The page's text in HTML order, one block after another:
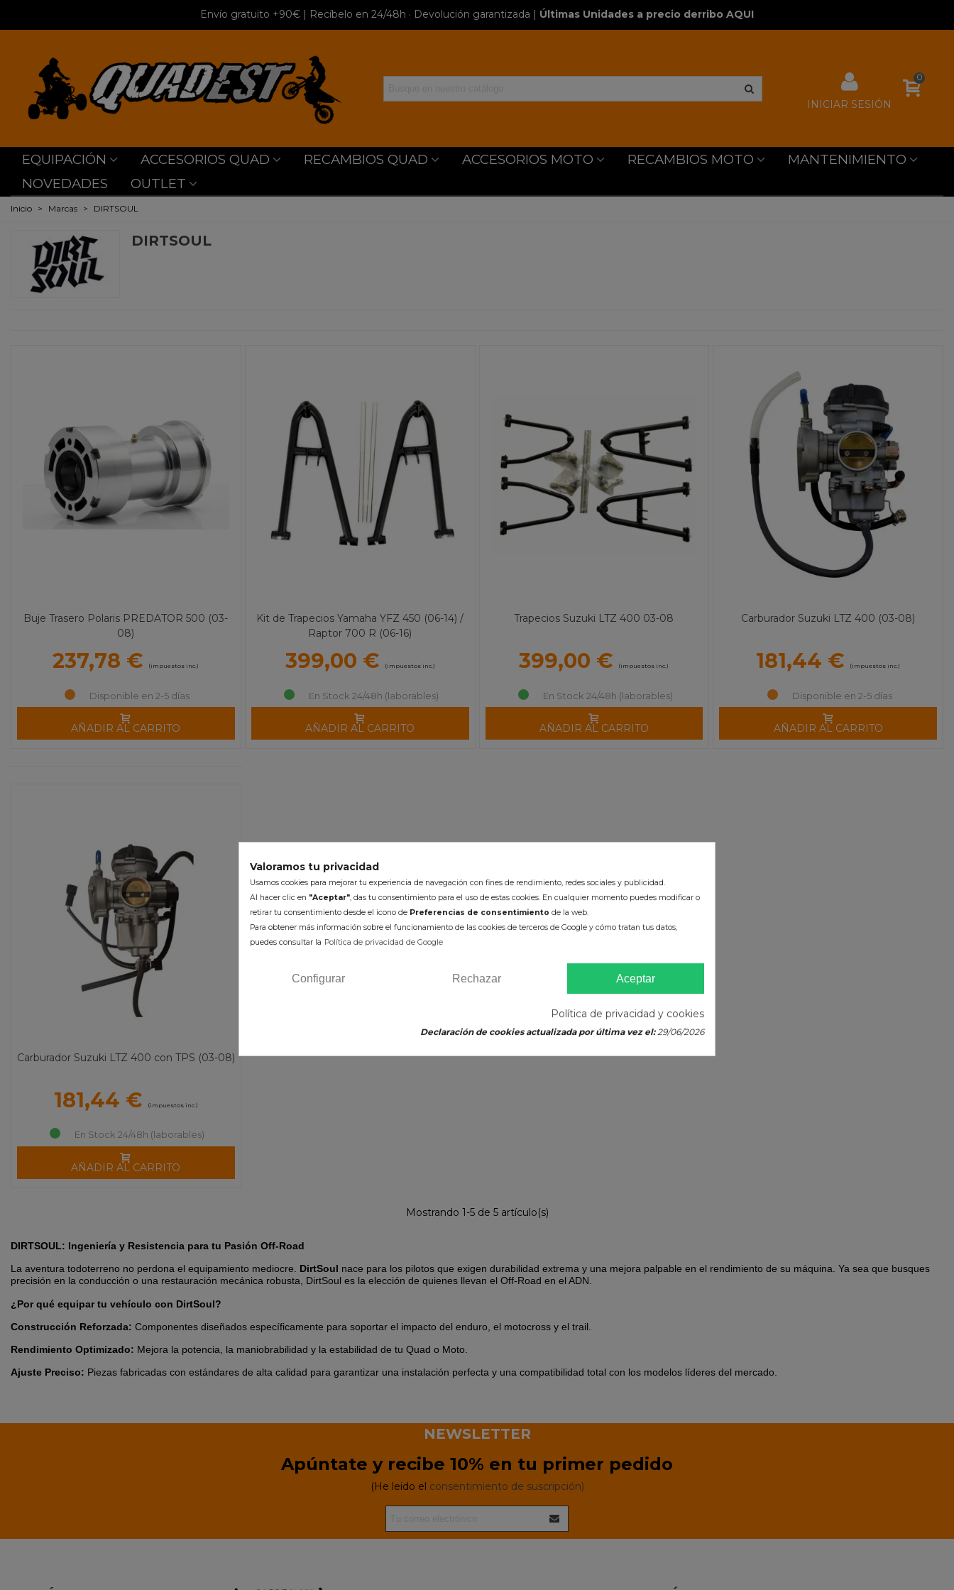
Envío gratuito +90€ | Recíbelo en 24/48h · Devolución garantizada | Últimas Unidades a precio derribo AQUI
INICIAR SESIÓN
0
EQUIPACIÓN ACCESORIOS QUAD RECAMBIOS QUAD ACCESORIOS MOTO RECAMBIOS MOTO
MANTENIMIENTO
NOVEDADES
OUTLET
Inicio > Marcas > DIRTSOUL
DIRTSOUL
Buje Trasero Polaris PREDATOR 500 (03-
08)
237,78 € (impuestos inc.)
Disponible en 2-5 días
AÑADIR AL CARRITO
Kit de Trapecios Yamaha YFZ 450 (06-14) /
Raptor 700 R (06-16)
399,00 € (impuestos inc.)
En Stock 24/48h (laborables)
AÑADIR AL CARRITO
Trapecios Suzuki LTZ 400 03-08
399,00 € (impuestos inc.)
En Stock 24/48h (laborables)
AÑADIR AL CARRITO
Carburador Suzuki LTZ 400 (03-08)
181,44 € (impuestos inc.)
Disponible en 2-5 días
AÑADIR AL CARRITO
Carburador Suzuki LTZ 400 con TPS (03-08)
181,44 € (impuestos inc.)
En Stock 24/48h (laborables)
AÑADIR AL CARRITO
Mostrando 1-5 de 5 artículo(s)
DIRTSOUL: Ingeniería y Resistencia para tu Pasión Off-Road
La aventura todoterreno no perdona el equipamiento mediocre. DirtSoul nace para los pilotos que exigen durabilidad extrema y una mejora palpable en el rendimiento de su máquina. Ya sea que busques
precisión en la conducción o una restauración mecánica robusta, DirtSoul es la elección de quienes llevan el Off-Road en el ADN.
¿Por qué equipar tu vehículo con DirtSoul?
Construcción Reforzada: Componentes diseñados específicamente para soportar el impacto del enduro, el motocross y el trail.
Rendimiento Optimizado: Mejora la potencia, la maniobrabilidad y la estabilidad de tu Quad o Moto.
Ajuste Preciso: Piezas fabricadas con estándares de alta calidad para garantizar una instalación perfecta y una compatibilidad total con los modelos líderes del mercado.
NEWSLETTER
Apúntate y recibe 10% en tu primer pedido
(He leido el consentimiento de suscripción)
Valoramos tu privacidad
Usamos cookies para mejorar tu experiencia de navegación con fines de rendimiento, redes sociales y publicidad.
Al hacer clic en "Aceptar", das tu consentimiento para el uso de estas cookies. En cualquier momento puedes modificar o
retirar tu consentimiento desde el icono de Preferencias de consentimiento de la web.
Para obtener más información sobre el funcionamiento de las cookies de terceros de Google y cómo tratan tus datos,
puedes consultar la Política de privacidad de Google
Configurar Rechazar Aceptar
Política de privacidad y cookies
Declaración de cookies actualizada por última vez el:29/06/2026